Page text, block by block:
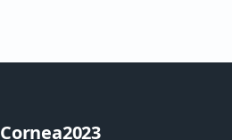
Cornea2023